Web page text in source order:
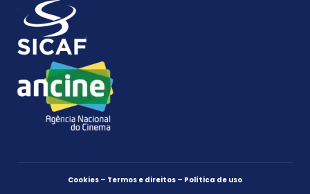
Cookies – Termos e direitos – Política de uso